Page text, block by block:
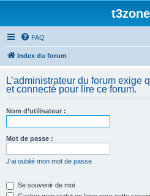
FAQ
Index du forum
L’administrateur du forum exige
et connecté pour lire ce forum.
Nom d’utilisateur :
Mot de passe :
J’ai oublié mon mot de passe
Se souvenir de moi